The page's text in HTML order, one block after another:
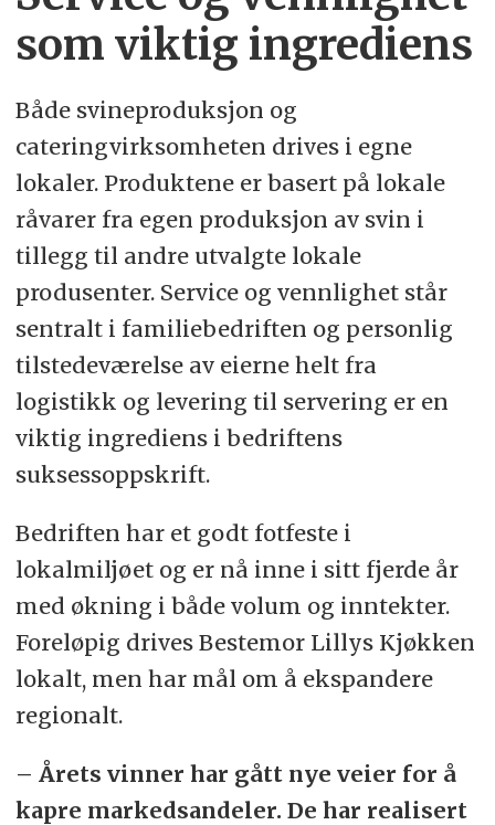
som viktig ingrediens
Både svineproduksjon og
cateringvirksomheten drives i egne
lokaler. Produktene er basert på lokale
råvarer fra egen produksjon av svin i
tillegg til andre utvalgte lokale
produsenter. Service og vennlighet står
sentralt i familiebedriften og personlig
tilstedeværelse av eierne helt fra
logistikk og levering til servering er en
viktig ingrediens i bedriftens
suksessoppskrift.
Bedriften har et godt fotfeste i
lokalmiljøet og er nå inne i sitt fjerde år
med økning i både volum og inntekter.
Foreløpig drives Bestemor Lillys Kjøkken
lokalt, men har mål om å ekspandere
regionalt.
– Årets vinner har gått nye veier for å
kapre markedsandeler. De har realisert